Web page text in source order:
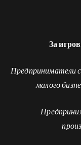
За
Предприниматели
малого